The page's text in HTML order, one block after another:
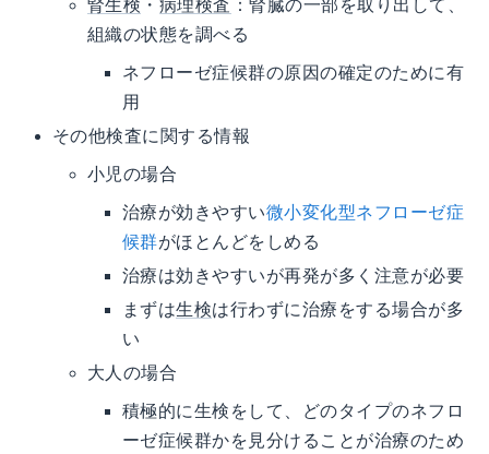
腎生検 ・ 病理検査 ：腎臓の一部を取り出して、
組織の状態を調べる
ネフローゼ症候群の原因の確定のために有
用
その他検査に関する情報
小児の場合
治療が効きやすい微小変化型ネフローゼ症
候群がほとんどをしめる
治療は効きやすいが再発が多く注意が必要
まずは生検は行わずに治療をする場合が多
い
大人の場合
積極的に生検をして、どのタイプのネフロ
ーゼ症候群かを見分けることが治療のため